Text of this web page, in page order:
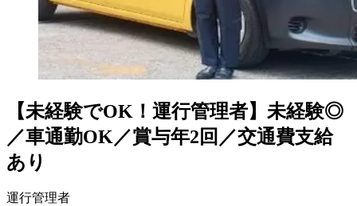
【未経験でOK！運行管理者】未経験◎
／車通勤OK／賞与年2回／交通費支給
あり
運行管理者